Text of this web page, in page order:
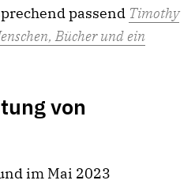
passend Timothy
Bücher und ein
von
im Mai 2023